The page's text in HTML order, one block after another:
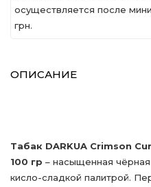
осуществляется после
грн.
ОПИСАНИЕ
Табак DARKUA Crimson
100 гр – насыщенная
кисло-сладкой палитрой.